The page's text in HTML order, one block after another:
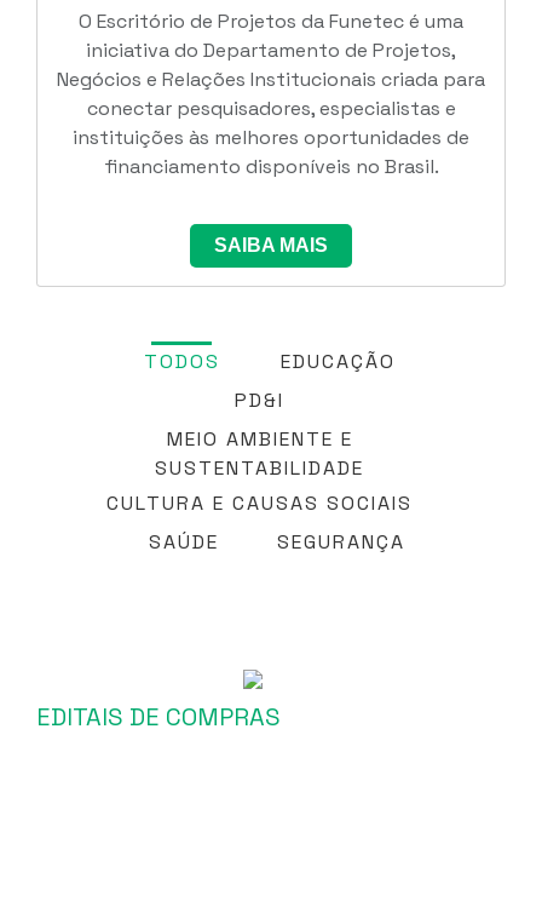
O Escritório de Projetos da Funetec é uma
iniciativa do Departamento de Projetos,
Negócios e Relações Institucionais criada para
conectar pesquisadores, especialistas e
instituições às melhores oportunidades de
financiamento disponíveis no Brasil.
SAIBA MAIS
TODOS
EDUCAÇÃO
PD&I
MEIO AMBIENTE E
SUSTENTABILIDADE
CULTURA E CAUSAS SOCIAIS
SAÚDE
SEGURANÇA
EDITAIS DE COMPRAS